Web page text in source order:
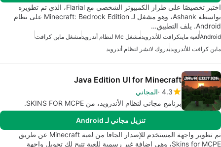
اختبر تخصيصًا على طراز الكمبيوتر الشخصي مع Flarial، الذي تم تطويره
بواسطة Ashank، وهو مشغل لـ Minecraft: Bedrock Edition على نظام
Android. يلف التطبيق…
Androidلعبة ماينكرافت للأندرويدمشغل Mc لنظام أندرويد
مشغل ماين كرافت
ماين كرافت للأندرويدبدروك لانشر لنظام أندرويد
Java Edition UI for Minecraft
4.3 المجاني
برنامج مجاني لنظام الأندرويد، من SKINS FOR MCPE.
تنزيل مجاني لـ Android
تم تطوير واجهة المستخدم للإصدار الجافا من لعبة Minecraft عن طريق
Skins for MCPE، وهي إضافة غير رسمية للعبة تتيح لك تحويل واجهة